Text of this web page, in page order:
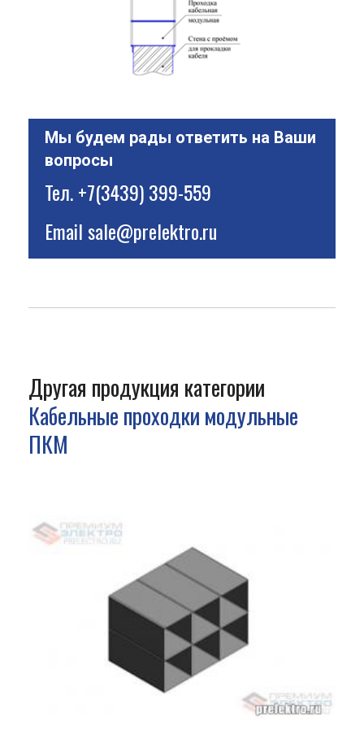
Мы будем рады ответить на Ваши
вопросы
Тел.+7(3439) 399-559
Emailsale@prelektro.ru
Другая продукция категории
Кабельные проходки модульные
ПКМ